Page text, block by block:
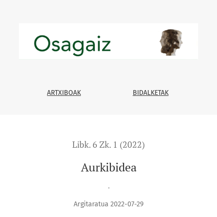
ARTXIBOAK BIDALKETAK
Libk. 6 Zk. 1 (2022)
Aurkibidea
.
Argitaratua 2022-07-29